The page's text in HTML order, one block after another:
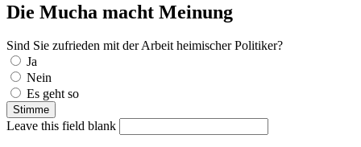
Die Mucha macht Meinung
Sind Sie zufrieden mit der Arbeit heimischer Politiker?
Auswahlmöglichkeiten
Ja
Nein
Es geht so
Leave this field blank